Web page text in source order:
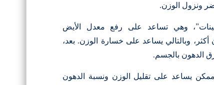
ونزول الوزن.
وهي تساعد على رفع معدل الأيض
وبالتالي يساعد على خسارة الوزن. بعد،
الدهون بالجسم.
يساعد على تقليل الوزن ونسبة الدهون